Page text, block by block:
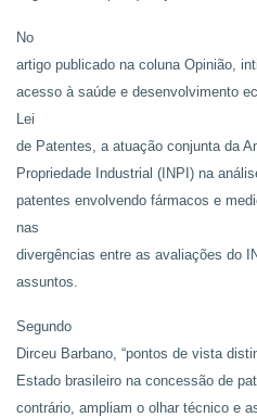
No
artigo publicado na coluna Opinião,
acesso à saúde e desenvolvimento
Lei
de Patentes, a atuação conjunta da
Propriedade Industrial (INPI) na
patentes envolvendo fármacos e
nas
divergências entre as avaliações do
assuntos.
Segundo
Dirceu Barbano, “pontos de vista
Estado brasileiro na concessão de
contrário, ampliam o olhar técnico e